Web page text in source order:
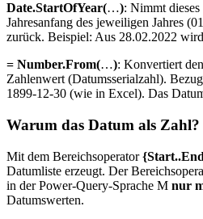
Date.StartOfYear(…): Nimmt
Jahresanfang des jeweiligen Jahres
zurück. Beispiel: Aus 28.02.2022
= Number.From(…): Konvertiert
Zahlenwert (Datumsserialzahl).
1899-12-30 (wie in Excel). Das
Warum das Datum als Zahl?
Mit dem Bereichsoperator
Datumliste erzeugt. Der
in der Power-Query-Sprache M nur
Datumswerten.